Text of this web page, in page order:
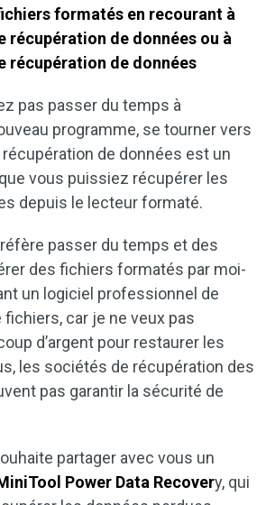
formatés en recourant à
récupération de données ou à
récupération de données
pas passer du temps à
programme, se tourner vers
de données est un
vous puissiez récupérer les
depuis le lecteur formaté.
passer du temps et des
des fichiers formatés par moi-
un logiciel professionnel de
car je ne veux pas
d’argent pour restaurer les
les sociétés de récupération des
pas garantir la sécurité de
partager avec vous un
Power Data Recovery, qui